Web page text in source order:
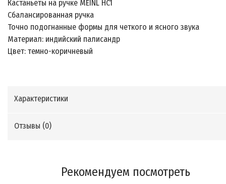
Кастаньеты на ручке MEINL HC1
Сбалансированная ручка
Точно подогнанные формы для четкого и ясного звука
Материал: индийский палисандр
Цвет: темно-коричневый
Характеристики
Отзывы (0)
Рекомендуем посмотреть